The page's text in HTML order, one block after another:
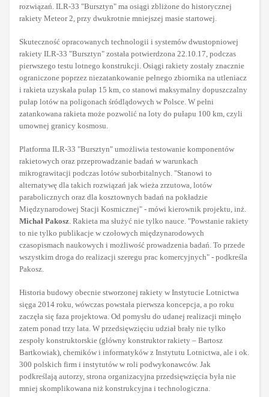
rozwiązań. ILR-33 "Bursztyn" ma osiągi zbliżone do historycznej
rakiety Meteor 2, przy dwukrotnie mniejszej masie startowej.
Skuteczność opracowanych technologii i systemów dwustopniowej
rakiety ILR-33 "Bursztyn" została potwierdzona 22.10.17, podczas
pierwszego testu lotnego konstrukcji. Osiągi rakiety zostały znacznie
ograniczone poprzez niezatankowanie pełnego zbiornika na utleniacz
i rakieta uzyskała pułap 15 km, co stanowi maksymalny dopuszczalny
pułap lotów na poligonach śródlądowych w Polsce. W pełni
zatankowana rakieta może pozwolić na loty do pułapu 100 km, czyli
umownej granicy kosmosu.
Platforma ILR-33 "Bursztyn" umożliwia testowanie komponentów
rakietowych oraz przeprowadzanie badań w warunkach
mikrograwitacji podczas lotów suborbitalnych. "Stanowi to
alternatywę dla takich rozwiązań jak wieża zrzutowa, lotów
parabolicznych oraz dla kosztownych badań na pokładzie
Międzynarodowej Stacji Kosmicznej" - mówi kierownik projektu, inż.
Michał Pakosz. Rakieta ma służyć nie tylko nauce. "Powstanie rakiety
to nie tylko publikacje w czołowych międzynarodowych
czasopismach naukowych i możliwość prowadzenia badań. To przede
wszystkim droga do realizacji szeregu prac komercyjnych" - podkreśla
Pakosz.
Historia budowy obecnie stworzonej rakiety w Instytucie Lotnictwa
sięga 2014 roku, wówczas powstała pierwsza koncepcja, a po roku
zaczęła się faza projektowa. Od pomysłu do udanej realizacji minęło
zatem ponad trzy lata. W przedsięwzięciu udział brały nie tylko
zespoły konstruktorskie (główny konstruktor rakiety – Bartosz
Bartkowiak), chemików i informatyków z Instytutu Lotnictwa, ale i ok.
300 polskich firm i instytutów w roli podwykonawców. Jak
podkreślają autorzy, strona organizacyjna przedsięwzięcia była nie
mniej skomplikowana niż konstrukcyjna i technologiczna.